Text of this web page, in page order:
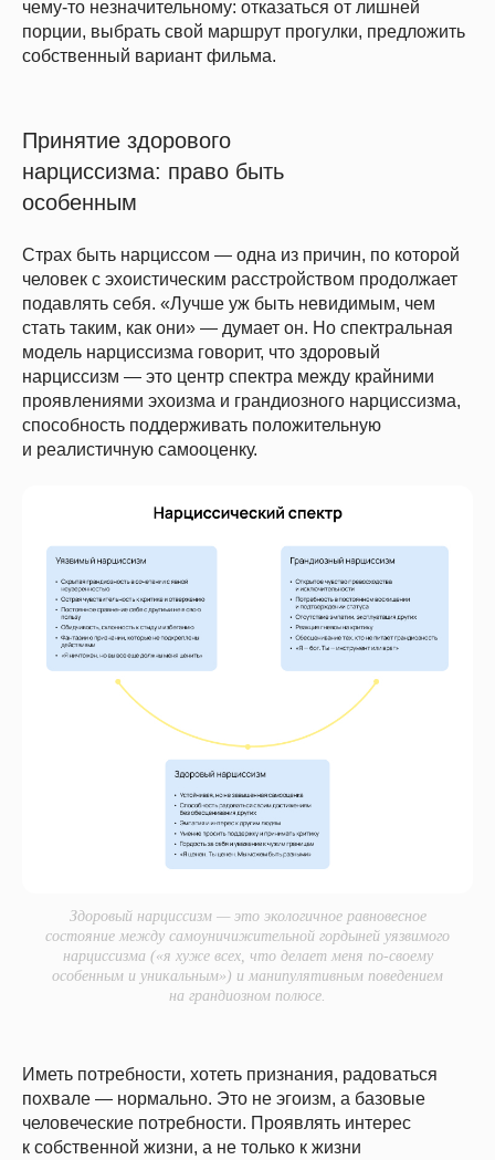
чему-то незначительному: отказаться от лишней
порции, выбрать свой маршрут прогулки, предложить
собственный вариант фильма.
Принятие здорового
нарциссизма: право быть
особенным
Страх быть нарциссом — одна из причин, по которой
человек с эхоистическим расстройством продолжает
подавлять себя. «Лучше уж быть невидимым, чем
стать таким, как они» — думает он. Но спектральная
модель нарциссизма говорит, что здоровый
нарциссизм — это центр спектра между крайними
проявлениями эхоизма и грандиозного нарциссизма,
способность поддерживать положительную
и реалистичную самооценку.
Здоровый нарциссизм — это экологичное равновесное
состояние между самоуничижительной гордыней уязвимого
нарциссизма («я хуже всех, что делает меня по-своему
особенным и уникальным») и манипулятивным поведением
на грандиозном полюсе.
Иметь потребности, хотеть признания, радоваться
похвале — нормально. Это не эгоизм, а базовые
человеческие потребности. Проявлять интерес
к собственной жизни, а не только к жизни